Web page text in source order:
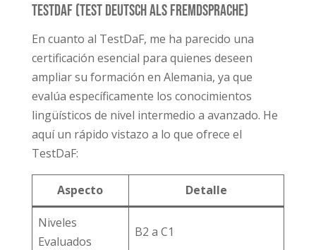
TestDaF (Test Deutsch als Fremdsprache)
En cuanto al TestDaF, me ha parecido una
certificación esencial para quienes deseen
ampliar su formación en Alemania, ya que
evalúa específicamente los conocimientos
lingüísticos de nivel intermedio a avanzado. He
aquí un rápido vistazo a lo que ofrece el
TestDaF:
Aspecto Detalle
Niveles
Evaluados
B2 a C1